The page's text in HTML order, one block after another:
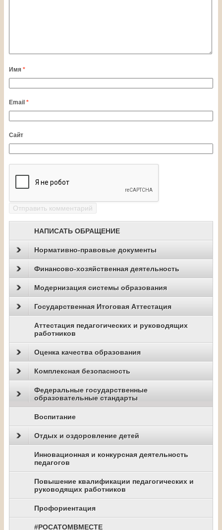
Имя *
Email *
Сайт
НАПИСАТЬ ОБРАЩЕНИЕ
Нормативно-правовые документы
Финансово-хозяйственная деятельность
Модернизация системы образования
Государственная Итоговая Аттестация
Аттестация педагогических и руководящих
работников
Оценка качества образования
Комплексная безопасность
Федеральные государственные
образовательные стандарты
Воспитание
Отдых и оздоровление детей
Инновационная и конкурсная деятельность
педагогов
Повышение квалификации педагогических и
руководящих работников
Профориентация
#РОСАТОМВМЕСТЕ